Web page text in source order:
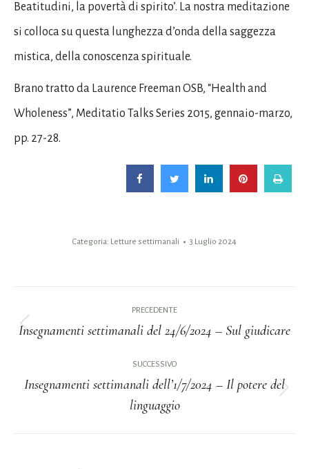
Beatitudini, la povertà di spirito’. La nostra meditazione
si colloca su questa lunghezza d’onda della saggezza
mistica, della conoscenza spirituale.
Brano tratto da Laurence Freeman OSB, “Health and
Wholeness”, Meditatio Talks Series 2015, gennaio-marzo,
pp. 27-28.
Categoria: Letture settimanali 3 Luglio 2024
tra
post
PRECEDENTE
Post
precedente:
Insegnamenti settimanali del 24/6/2024 – Sul giudicare
SUCCESSIVO
Prossimo
Insegnamenti settimanali dell’1/7/2024 – Il potere del
linguaggio